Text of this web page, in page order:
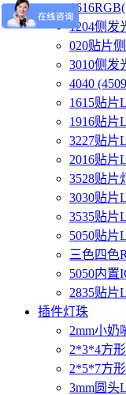
1204侧发
020贴片
3010侧发
4040
1615贴片
1916贴片
3227贴片
2016贴片
3528贴片
3030贴片
3535贴片
5050贴片
三色四色
5050内置
2835贴片
插件灯珠
2mm小奶
2*3*4方
2*5*7方
3mm圆头